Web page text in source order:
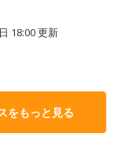
18:00更新
をもっと見る